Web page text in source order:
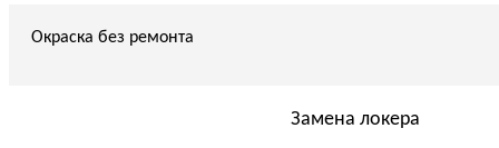
Окраска без ремонта
Замена локера